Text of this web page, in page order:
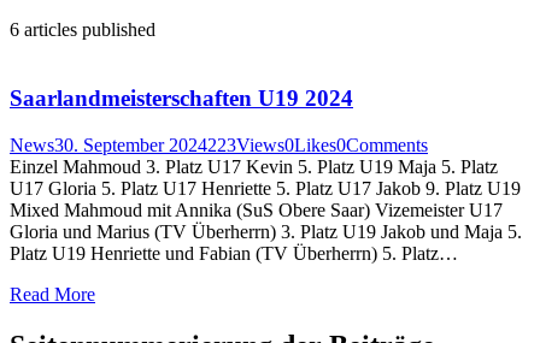
6 articles published
Saarlandmeisterschaften U19 2024
News30. September 2024223Views0Likes0Comments
Einzel Mahmoud 3. Platz U17 Kevin 5. Platz U19 Maja 5. Platz
U17 Gloria 5. Platz U17 Henriette 5. Platz U17 Jakob 9. Platz U19
Mixed Mahmoud mit Annika (SuS Obere Saar) Vizemeister U17
Gloria und Marius (TV Überherrn) 3. Platz U19 Jakob und Maja 5.
Platz U19 Henriette und Fabian (TV Überherrn) 5. Platz…
Read More